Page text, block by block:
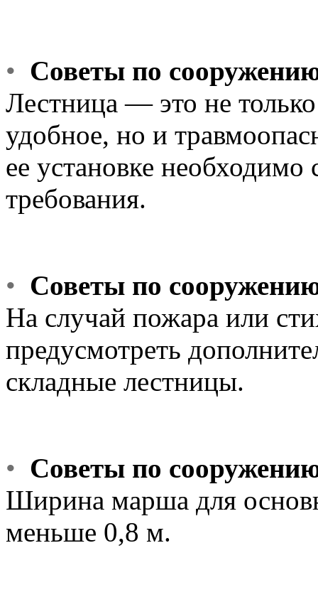
• Советы по
Лестница — это не
удобное, но и
ее установке
требования.
• Советы по
На случай пожара или
предусмотреть
складные лестницы.
• Советы по
Ширина марша для
меньше 0,8 м.